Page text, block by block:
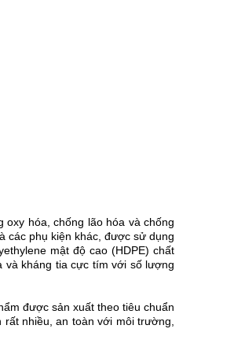
oxy hóa, chống lão hóa và chống
các phụ kiện khác, được sử dụng
mật độ cao (HDPE) chất
và kháng tia cực tím với số lượng
được sản xuất theo tiêu chuẩn
nhiều, an toàn với môi trường,